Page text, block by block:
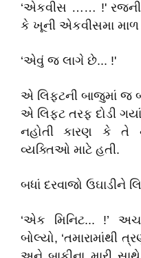
‘એકવીસ …… !'
કે ખૂની એકવીસમા
‘એવું જ લાગે છે... !'
એ લિફ્ટની બાજુમાં જ
એ લિફ્ટ તરફ દોડી
નહોતી કારણ કે
વ્યક્તિઓ માટે હતી.
બધાં દરવાજો ઉઘાડીને
‘એક મિનિટ... !’
બોલ્યો,